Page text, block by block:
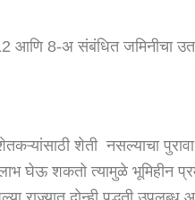
8-अ संबंधित जमिनीचा
शेती नसल्याचा
घेऊ शकतो त्यामुळे भूमिहीन